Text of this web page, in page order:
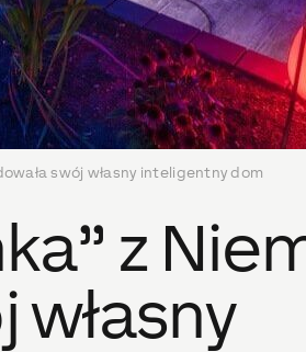
swój własny inteligentny dom
z
własny